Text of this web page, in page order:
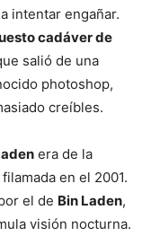
intentar engañar.
cadáver de
salió de una
photoshop,
creíbles.
era de la
en el 2001.
el de Bin Laden,
visión nocturna.